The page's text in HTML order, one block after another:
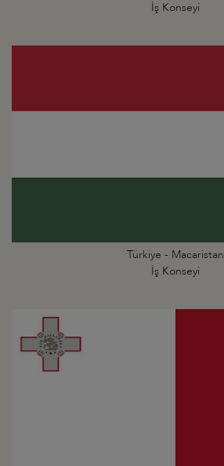
İş Konseyi
Türkiye - Macaristan
İş Konseyi